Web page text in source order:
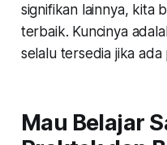
signifikan lainnya, kita
terbaik. Kuncinya
selalu tersedia jika
Mau Belajar